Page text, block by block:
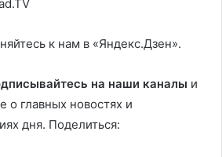
к нам в «Яндекс.Дзен».
на наши каналы и
о главных новостях и
дня. Поделиться: